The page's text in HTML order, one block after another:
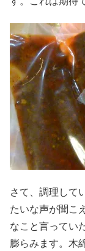
さて、調理して
たいな声が聞こ
なこと言ってい
膨らみます。木